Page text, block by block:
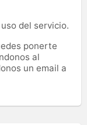
del servicio.
ponerte
al
un email a